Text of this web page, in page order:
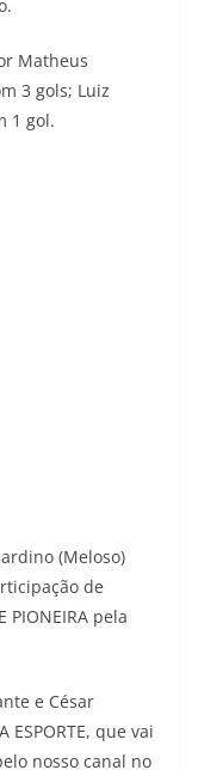
Matheus
3 gols; Luiz
1 gol.
(Meloso)
de
PIONEIRA pela
e César
ESPORTE, que vai
nosso canal no